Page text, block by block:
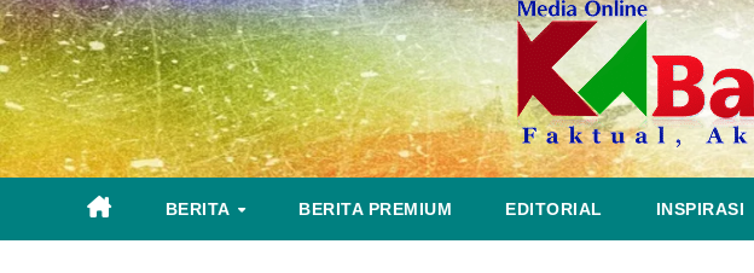
BERITA BERITA PREMIUM EDITORIAL INSPIRASI